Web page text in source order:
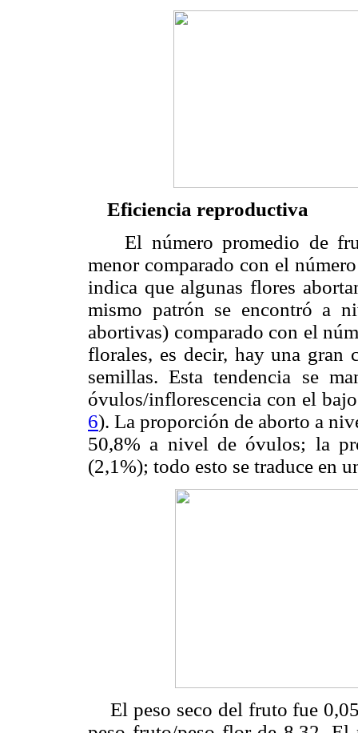
Eficiencia reproductiva
El número promedio de
menor comparado con el
indica que algunas flores
mismo patrón se encontró a
abortivas) comparado con el
florales, es decir, hay una gran
semillas. Esta tendencia se
óvulos/inflorescencia con el
6). La proporción de aborto a
50,8% a nivel de óvulos; la
(2,1%); todo esto se traduce en
El peso seco del fruto fue